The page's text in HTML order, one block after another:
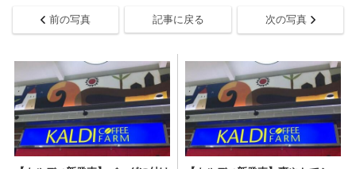
前の写真 記事に戻る 次の写真